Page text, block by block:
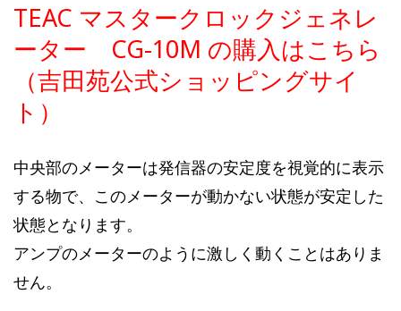
TEAC マスタークロックジェネレ
ーター CG-10M の購入はこちら
（吉田苑公式ショッピングサイ
ト）
中央部のメーターは発信器の安定度を視覚的に表示
する物で、このメーターが動かない状態が安定した
状態となります。
アンプのメーターのように激しく動くことはありま
せん。